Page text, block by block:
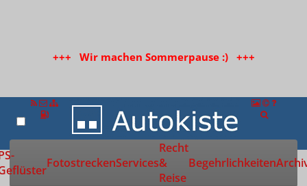
+++ Wir machen Sommerpause :) +++
Zur Startseite
FotostreckenServices
Recht
&
Reise
Begehrlichkeiten